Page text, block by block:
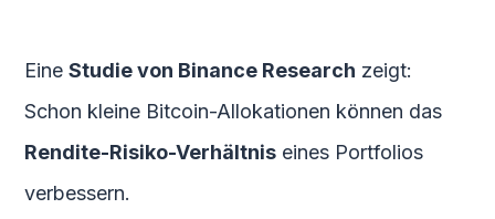
EineStudie von Binance Research zeigt:
Schon kleine Bitcoin-Allokationen können das
Rendite-Risiko-Verhältnis eines Portfolios
verbessern.